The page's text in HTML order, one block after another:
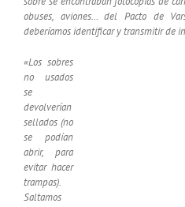
obuses, aviones… del Pacto de
deberíamos identificar y transmitir de
«Los sobres
no usados
se
devolverían
sellados (no
se podían
abrir, para
evitar hacer
trampas).
Saltamos